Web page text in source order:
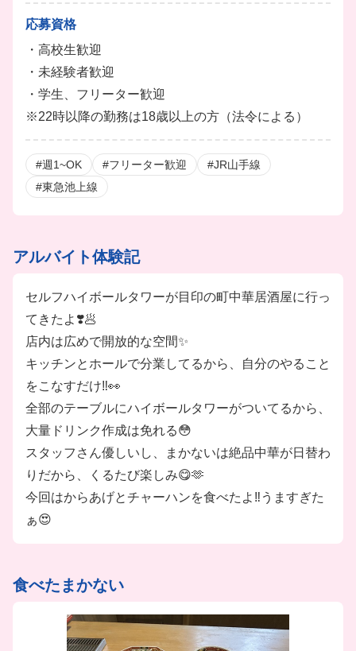
ます♪
┗ ※トレーナー職位は年2回の昇給試験となります。
■賞与アリ
※トレーナーなど役職がある人のみ
■友人紹介制度あり
■まかないアリ（1食200円）
■社割あり(カラオケ系列店：50%OFF、飲食店：20%
OFF)
■社会保険完備
■給与前払い相談OK
※規定アリ
＼ほかにも素敵なPOINTが♪／
★大手企業の安心感＆安定感
★充実した環境＆福利厚生アリ
★STAFFみんな仲良し◎
★週1日～OKでプライベートも充実♪
…などなど
応募資格
・高校生歓迎
・未経験者歓迎
・学生、フリーター歓迎
※22時以降の勤務は18歳以上の方（法令による）
#週1~OK #フリーター歓迎
#JR山手線
#東急池上線
アルバイト体験記
セルフハイボールタワーが目印の町中華居酒屋に行っ
てきたよ❣️🥟
店内は広めで開放的な空間✨
キッチンとホールで分業してるから、自分のやること
をこなすだけ‼️👀
全部のテーブルにハイボールタワーがついてるから、
大量ドリンク作成は免れる😳
スタッフさん優しいし、まかないは絶品中華が日替わ
りだから、くるたび楽しみ😋🫶
今回はからあげとチャーハンを食べたよ‼️うますぎた
ぁ😍
食べたまかない